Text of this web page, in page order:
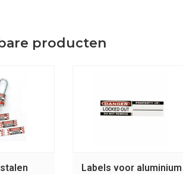
producten
Labels voor aluminium